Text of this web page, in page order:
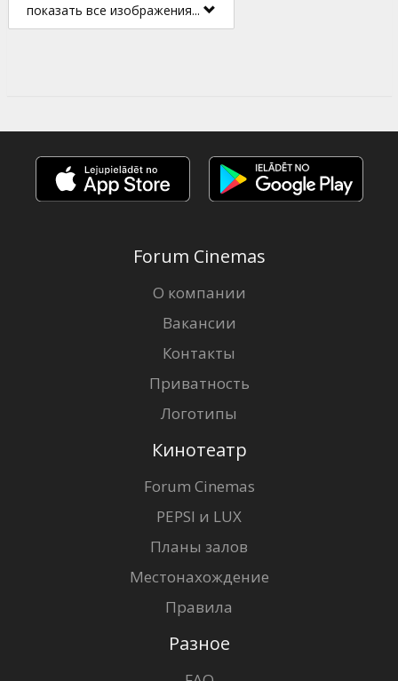
показать все изображения...
Forum Cinemas
О компании
Вакансии
Контакты
Приватность
Логотипы
Кинотеатр
Forum Cinemas
PEPSI и LUX
Планы залов
Местонахождение
Правила
Разное